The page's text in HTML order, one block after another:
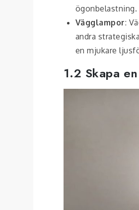
ögonbelastning.
Vägglampor:
andra
en mjukare
1.2 Skapa